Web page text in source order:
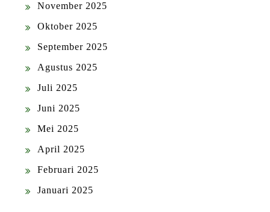
November 2025
Oktober 2025
September 2025
Agustus 2025
Juli 2025
Juni 2025
Mei 2025
April 2025
Februari 2025
Januari 2025